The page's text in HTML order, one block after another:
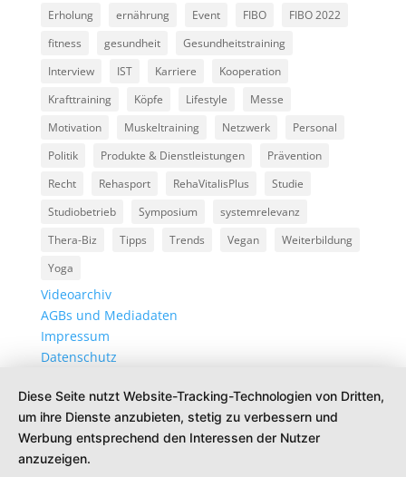
Erholung
ernährung Event FIBO
FIBO 2022
fitness
gesundheit
Gesundheitstraining
Interview
IST Karriere
Kooperation
Krafttraining
Köpfe Lifestyle
Messe
Motivation
Muskeltraining Netzwerk
Personal
Politik
Produkte & Dienstleistungen
Prävention
Recht
Rehasport RehaVitalisPlus
Studie
Studiobetrieb
Symposium
systemrelevanz
Thera-Biz
Tipps Trends Vegan
Weiterbildung
Yoga
Videoarchiv
AGBs und Mediadaten
Impressum
Datenschutz
Diese Seite nutzt Website-Tracking-Technologien von Dritten,
um ihre Dienste anzubieten, stetig zu verbessern und
Werbung entsprechend den Interessen der Nutzer
anzuzeigen.